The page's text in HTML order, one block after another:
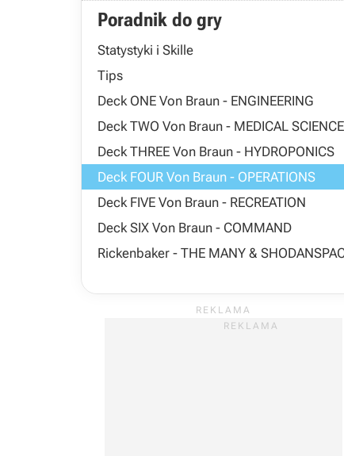
Poradnik do gry
Statystyki i Skille
Tips
Deck ONE Von Braun - ENGINEERING
Deck TWO Von Braun - MEDICAL SCIENCE
Deck THREE Von Braun - HYDROPONICS
Deck FOUR Von Braun - OPERATIONS
Deck FIVE Von Braun - RECREATION
Deck SIX Von Braun - COMMAND
Rickenbaker - THE MANY &